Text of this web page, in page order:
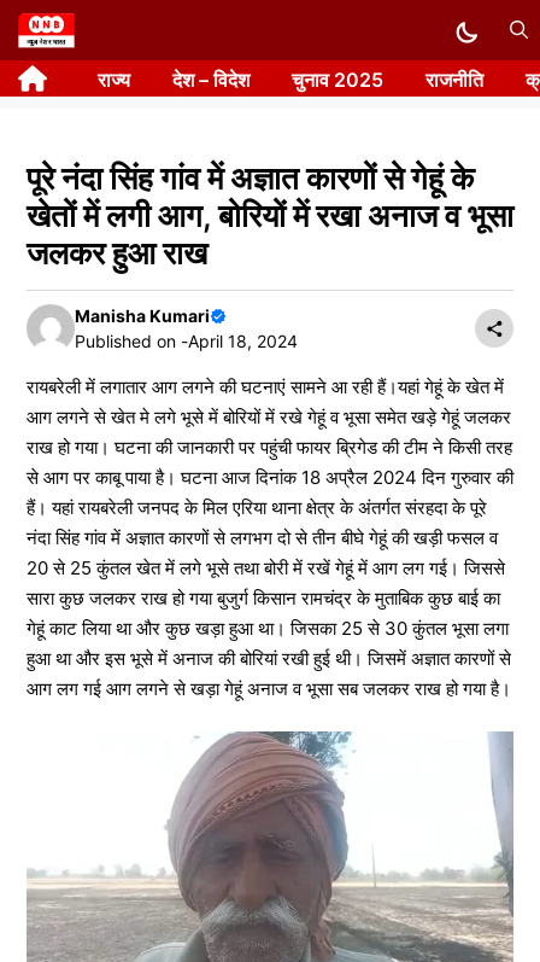
Skip
to
content राज्य देश – विदेश चुनाव 2025 राजनीति
पूरे नंदा सिंह गांव में अज्ञात कारणों से गेहूं के
खेतों में लगी आग, बोरियों में रखा अनाज व भूसा
जलकर हुआ राख
Manisha Kumari
Published on -April 18, 2024
रायबरेली में लगातार आग लगने की घटनाएं सामने आ रही हैं।यहां गेहूं के खेत में
आग लगने से खेत मे लगे भूसे में बोरियों में रखे गेहूं व भूसा समेत खड़े गेहूं जलकर
राख हो गया। घटना की जानकारी पर पहुंची फायर ब्रिगेड की टीम ने किसी तरह
से आग पर काबू पाया है। घटना आज दिनांक 18 अप्रैल 2024 दिन गुरुवार की
हैं। यहां रायबरेली जनपद के मिल एरिया थाना क्षेत्र के अंतर्गत संरहदा के पूरे
नंदा सिंह गांव में अज्ञात कारणों से लगभग दो से तीन बीघे गेहूं की खड़ी फसल व
20 से 25 कुंतल खेत में लगे भूसे तथा बोरी में रखें गेहूं में आग लग गई। जिससे
सारा कुछ जलकर राख हो गया बुजुर्ग किसान रामचंद्र के मुताबिक कुछ बाई का
गेहूं काट लिया था और कुछ खड़ा हुआ था। जिसका 25 से 30 कुंतल भूसा लगा
हुआ था और इस भूसे में अनाज की बोरियां रखी हुई थी। जिसमें अज्ञात कारणों से
आग लग गई आग लगने से खड़ा गेहूं अनाज व भूसा सब जलकर राख हो गया है।